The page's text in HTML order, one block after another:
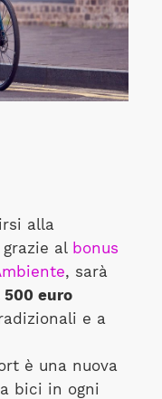
alla
al bonus
, sarà
euro
e a
è una nuova
bici in ogni